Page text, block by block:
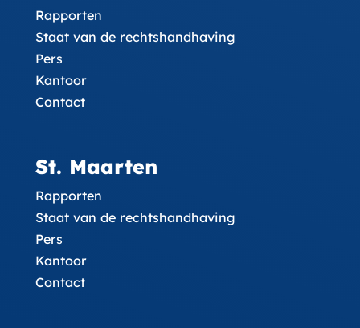
Rapporten
Staat van de rechtshandhaving
Pers
Kantoor
Contact
St. Maarten
Rapporten
Staat van de rechtshandhaving
Pers
Kantoor
Contact